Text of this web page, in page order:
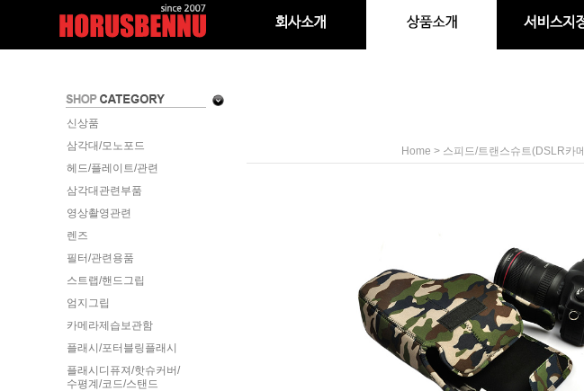
신상품
삼각대/모노포드
헤드/플레이트/관련
삼각대관련부품
영상촬영관련
렌즈
필터/관련용품
스트랩/핸드그립
엄지그립
카메라제습보관함
플래시/포터블링플래시
플래시디퓨져/핫슈커버/
수평계/코드/스탠드
Home > 스피드/트랜스슈트(DSLR카